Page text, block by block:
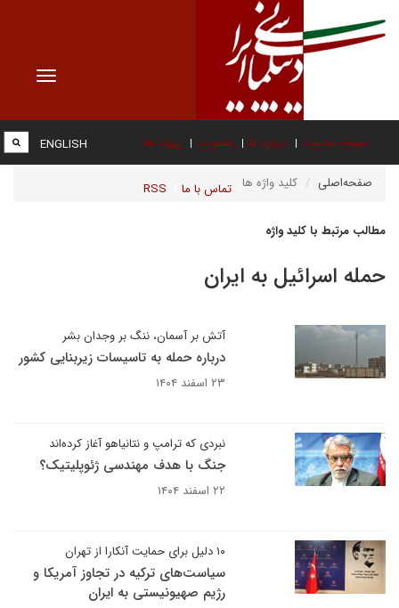
Toggle
صفحه نخست درباره ما عضویت پیوند ها
تماس با ما RSS
ENGLISH
صفحه‌اصلی کلید واژه ها
مطالب مرتبط با کلید واژه
حمله اسرائیل به ایران
آتش بر آسمان، ننگ بر وجدان بشر
درباره حمله به تاسیسات زیربنایی کشور
۲۳ اسفند ۱۴۰۴
نبردی که ترامپ و نتانیاهو آغاز کرده‌اند
جنگ با هدف مهندسی ژئوپلیتیک؟
۲۲ اسفند ۱۴۰۴
۱۰ دلیل برای حمایت آنکارا از تهران
سیاست‌های ترکیه در تجاوز آمریکا و
رژیم صهیونیستی به ایران